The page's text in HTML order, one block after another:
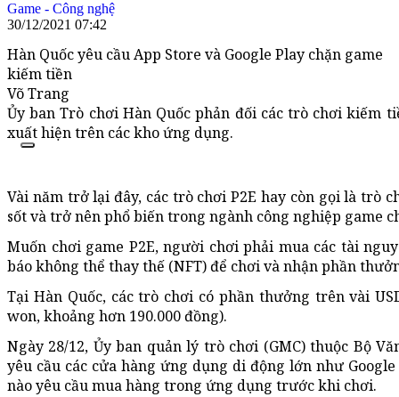
Game - Công nghệ
30/12/2021 07:42
Hàn Quốc yêu cầu App Store và Google Play chặn game
kiếm tiền
Võ Trang
Ủy ban Trò chơi Hàn Quốc phản đối các trò chơi kiếm
xuất hiện trên các kho ứng dụng.
Vài năm trở lại đây, các trò chơi P2E hay còn gọi là trò
sốt và trở nên phổ biến trong ngành công nghiệp game
Muốn chơi game P2E, người chơi phải mua các tài
báo không thể thay thế (NFT) để chơi và nhận phần
Tại Hàn Quốc, các trò chơi có phần thưởng trên vài
won, khoảng hơn 190.000 đồng).
Ngày 28/12, Ủy ban quản lý trò chơi (GMC) thuộc Bộ
yêu cầu các cửa hàng ứng dụng di động lớn như
nào yêu cầu mua hàng trong ứng dụng trước khi chơi.